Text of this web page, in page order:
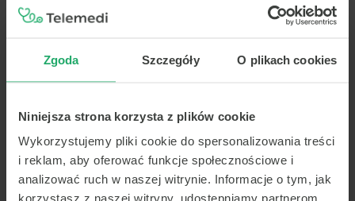
Zgoda Szczegóły O plikach cookies
Niniejsza strona korzysta z plików cookie
Wykorzystujemy pliki cookie do spersonalizowania treści
i reklam, aby oferować funkcje społecznościowe i
analizować ruch w naszej witrynie. Informacje o tym, jak
korzystasz z naszej witryny, udostępniamy partnerom
Wdech przez 4 sekundy
Zatrzymanie oddechu na 4 sekundy
Wydech przez 8 sekund